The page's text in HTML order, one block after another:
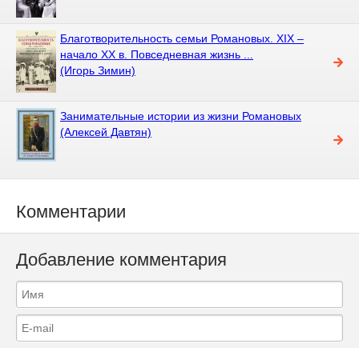
Благотворительность семьи Романовых. XIX –
начало XX в. Повседневная жизнь ...
(Игорь Зимин)
Занимательные истории из жизни Романовых
(Алексей Давтян)
Комментарии
Добавление комментария